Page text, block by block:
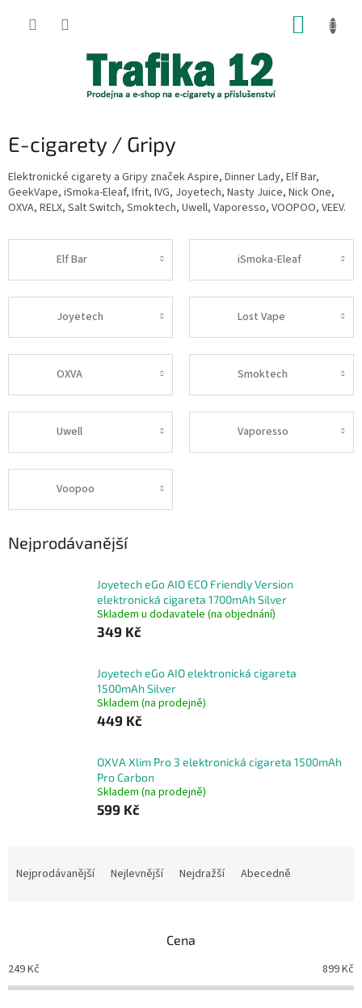
E-cigarety / Gripy
Elektronické cigarety a Gripy značek Aspire, Dinner Lady, Elf Bar,
GeekVape, iSmoka-Eleaf, Ifrit, IVG, Joyetech, Nasty Juice, Nick One,
OXVA, RELX, Salt Switch, Smoktech, Uwell, Vaporesso, VOOPOO, VEEV.
Elf Bar iSmoka-Eleaf
Joyetech Lost Vape
OXVA Smoktech
Uwell Vaporesso
Voopoo
Nejprodávanější
Joyetech eGo AIO ECO Friendly Version
elektronická cigareta 1700mAh Silver
Skladem u dodavatele (na objednání)
349 Kč
Joyetech eGo AIO elektronická cigareta
1500mAh Silver
Skladem (na prodejně)
449 Kč
OXVA Xlim Pro 3 elektronická cigareta 1500mAh
Pro Carbon
Skladem (na prodejně)
599 Kč
p
r
o
Nejprodávanější Nejlevnější Nejdražší Abecedně
Cena
249Kč 899Kč